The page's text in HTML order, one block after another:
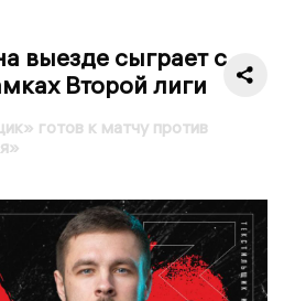
выезде сыграет с
Второй лиги
готов к матчу против